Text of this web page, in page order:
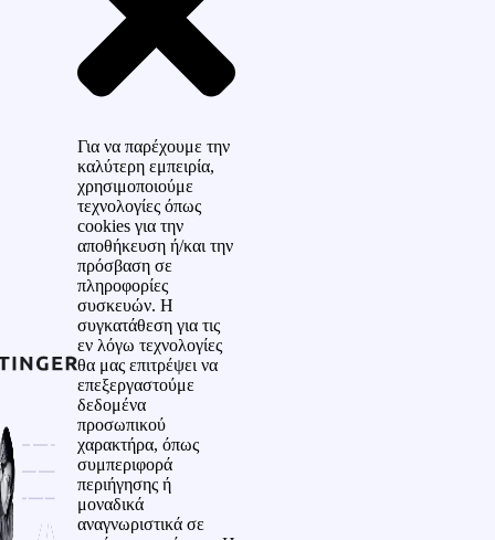
Για να παρέχουμε την
καλύτερη εμπειρία,
χρησιμοποιούμε
τεχνολογίες όπως
cookies για την
αποθήκευση ή/και την
πρόσβαση σε
πληροφορίες
συσκευών. Η
συγκατάθεση για τις
εν λόγω τεχνολογίες
θα μας επιτρέψει να
επεξεργαστούμε
δεδομένα
προσωπικού
χαρακτήρα, όπως
συμπεριφορά
περιήγησης ή
μοναδικά
αναγνωριστικά σε